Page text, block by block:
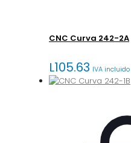
CNC Curva 242-2A
L105.63 IVA incluido